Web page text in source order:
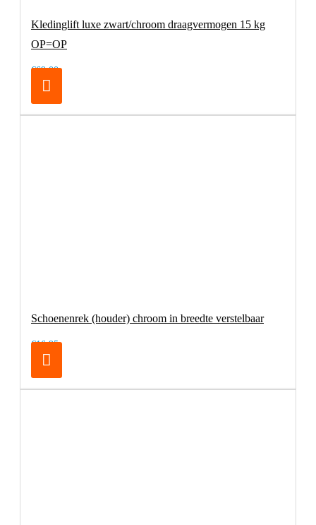
Kledinglift luxe zwart/chroom draagvermogen 15 kg
OP=OP
€69,00
Schoenenrek (houder) chroom in breedte verstelbaar
€16,95